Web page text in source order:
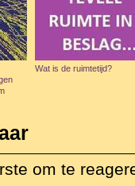
Wat is de ruimtetijd?
om te